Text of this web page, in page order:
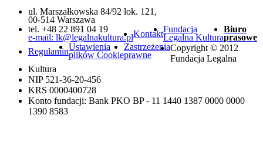
ul. Marszałkowska 84/92 lok. 121,
00-514 Warszawa
tel. +48 22 891 04 19
e-mail: lk@legalnakultura.plKontaktFundacja
Legalna Kultura
Biuro
prasowe
RegulaminUstawienia
plików Cookie
Zastrzeżenia
prawne
Copyright © 2012
Fundacja Legalna
Kultura
NIP 521-36-20-456
KRS 0000400728
Konto fundacji: Bank PKO BP - 11 1440 1387 0000 0000
1390 8583